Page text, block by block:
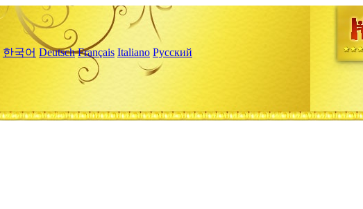
한국어 Deutsch Français Italiano Русский